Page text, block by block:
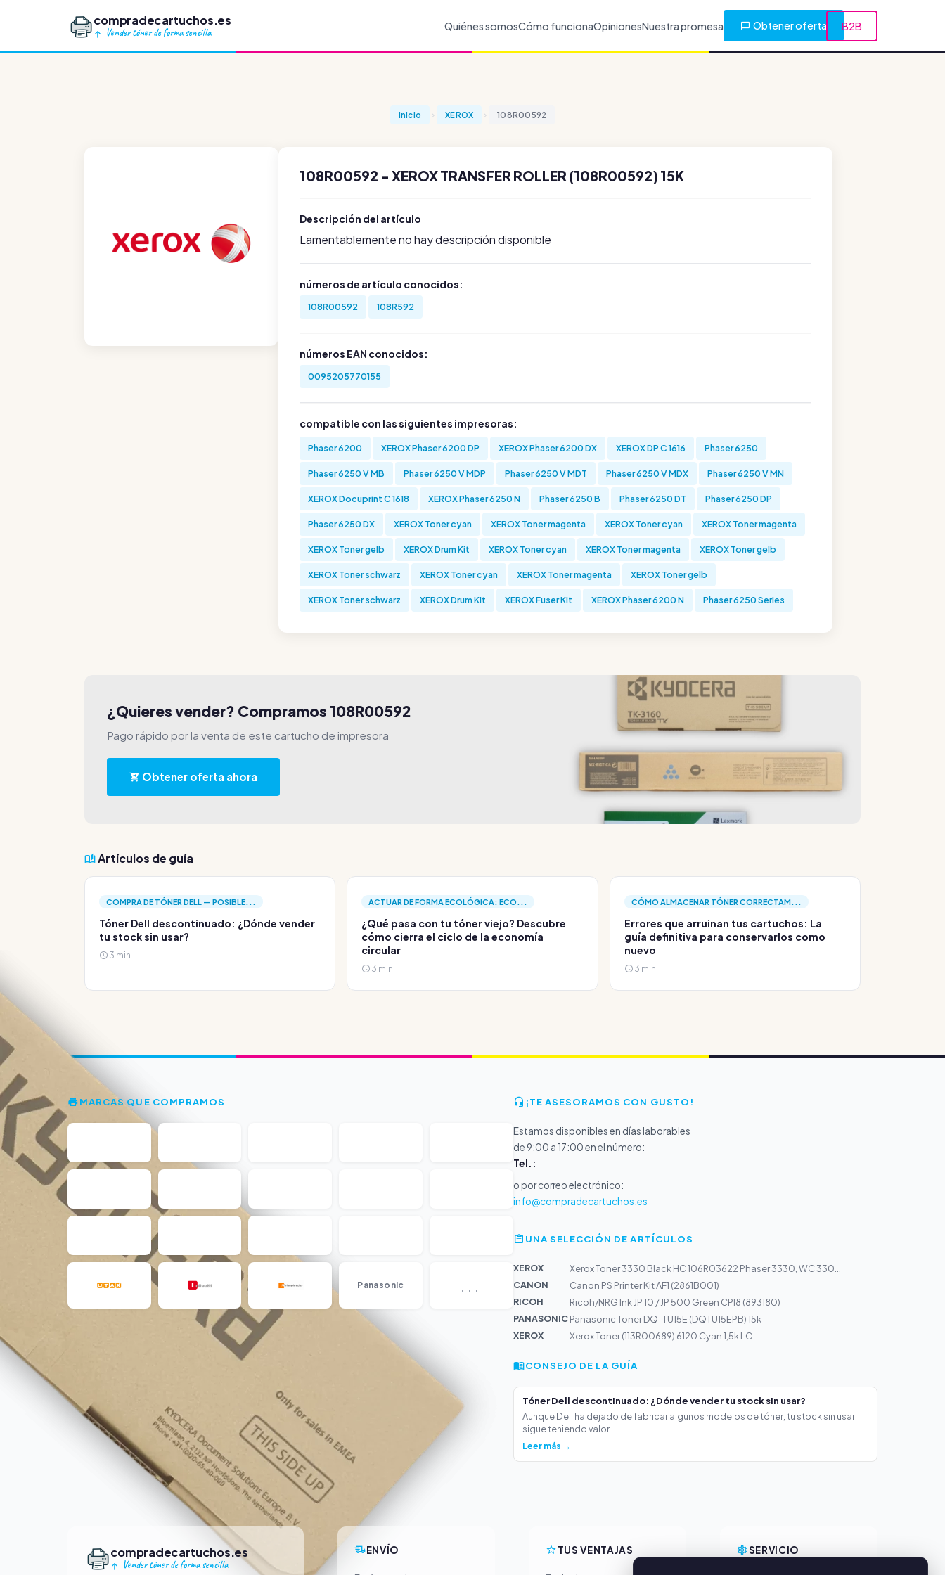
compradecartuchos.es
Vender tóner de forma sencilla
Quiénes somosCómo funcionaOpinionesNuestra promesa Obtener oferta B2B
Inicio XEROX 108R00592
108R00592 - XEROX TRANSFER ROLLER (108R00592) 15K
Descripción del artículo
Lamentablemente no hay descripción disponible
números de artículo conocidos:
108R00592 108R592
números EAN conocidos:
0095205770155
compatible con las siguientes impresoras:
Phaser 6200 XEROX Phaser 6200 DP XEROX Phaser 6200 DX XEROX DP C 1616 Phaser 6250
Phaser 6250 V MB Phaser 6250 V MDP Phaser 6250 V MDT Phaser 6250 V MDX Phaser 6250 V MN
XEROX Docuprint C 1618 XEROX Phaser 6250 N Phaser 6250 B Phaser 6250 DT Phaser 6250 DP
Phaser 6250 DX XEROX Toner cyan XEROX Toner magenta XEROX Toner cyan XEROX Toner magenta
XEROX Toner gelb XEROX Drum Kit XEROX Toner cyan XEROX Toner magenta XEROX Toner gelb
XEROX Toner schwarz XEROX Toner cyan XEROX Toner magenta XEROX Toner gelb
XEROX Toner schwarz XEROX Drum Kit XEROX Fuser Kit XEROX Phaser 6200 N Phaser 6250 Series
¿Quieres vender? Compramos 108R00592
Pago rápido por la venta de este cartucho de impresora
Obtener oferta ahora
Artículos de guía
COMPRA DE TÓNER DELL — POSIBLE...
Tóner Dell descontinuado: ¿Dónde vender
tu stock sin usar?
3 min
ACTUAR DE FORMA ECOLÓGICA: ECO...
¿Qué pasa con tu tóner viejo? Descubre
cómo cierra el ciclo de la economía
circular
3 min
CÓMO ALMACENAR TÓNER CORRECTAM...
Errores que arruinan tus cartuchos: La
guía definitiva para conservarlos como
nuevo
3 min
MARCAS QUE COMPRAMOS
Panasonic ...
¡TE ASESORAMOS CON GUSTO!
Estamos disponibles en días laborables
de 9:00 a 17:00 en el número:
Tel.:
o por correo electrónico:
info@compradecartuchos.es
UNA SELECCIÓN DE ARTÍCULOS
XEROX
Xerox Toner 3330 Black HC 106R03622 Phaser 3330, WC 330...
CANON
Canon PS Printer Kit AF1 (2861B001)
RICOH
Ricoh/NRG Ink JP 10 / JP 500 Green CPI8 (893180)
PANASONIC Panasonic Toner DQ-TU15E (DQTU15EPB) 15k
XEROX
Xerox Toner (113R00689) 6120 Cyan 1,5k LC
CONSEJO DE LA GUÍA
Tóner Dell descontinuado: ¿Dónde vender tu stock sin usar?
Aunque Dell ha dejado de fabricar algunos modelos de tóner, tu stock sin usar
sigue teniendo valor....
Leer más →
compradecartuchos.es
Vender tóner de forma sencilla
ENVÍO TUS VENTAJAS SERVICIO